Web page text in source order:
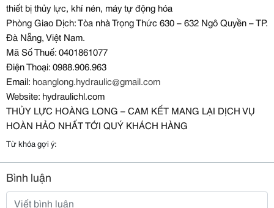
thiết bị thủy lực, khí nén, máy tự động hóa
Phòng Giao Dịch: Tòa nhà Trọng Thức 630 – 632 Ngô Quyền – TP.
Ðà Nẵng, Việt Nam.
Mã Số Thuế: 0401861077
Điện Thoại: 0988.906.963
Email: hoanglong.hydraulic@gmail.com
Website: hydraulichl.com
THỦY LỰC HOÀNG LONG – CAM KẾT MANG LẠI DỊCH VỤ
HOÀN HẢO NHẤT TỚI QUÝ KHÁCH HÀNG
Từ khóa gợi ý:
Bình luận